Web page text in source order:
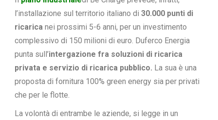
l’installazione sul territorio italiano di 30.000 punti di
ricarica nei prossimi 5-6 anni, per un investimento
complessivo di 150 milioni di euro. Duferco Energia
punta sull’intergazione fra soluzioni di ricarica
privata e servizio di ricarica pubblico. La sua è una
proposta di fornitura 100% green energy sia per privati
che per le flotte.
La volontà di entrambe le aziende, si legge in un